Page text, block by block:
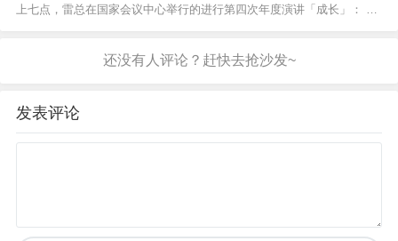
上七点，雷总在国家会议中心举行的进行第四次年度演讲「成长」： 全
发表评论